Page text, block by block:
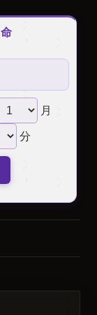
月
分